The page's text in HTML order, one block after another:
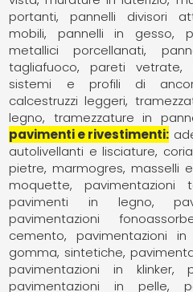
portanti
pannelli divisori
mobili
pannelli in gesso
metallici porcellanati
tagliafuoco
pareti vetrate
sistemi e profili di
calcestruzzi leggeri
legno
tramezzature in
pavimenti e rivestimenti
autolivellanti e lisciature
pietre marmogres masselli
moquette, pavimentazioni
pavimenti in legno
pavimentazioni
cemento
pavimentazioni
gomma, sintetiche
pavimentazioni in klinker
pavimentazioni in pelle